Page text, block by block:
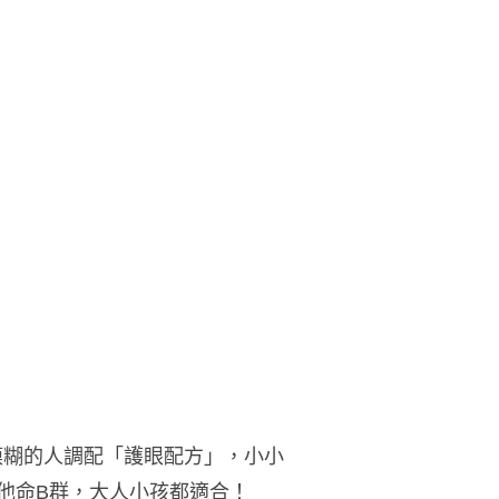
的人調配「護眼配方」，小小
B群，大人小孩都適合！